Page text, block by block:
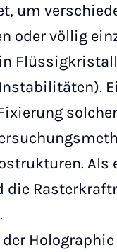
um
oder völlig
Als
Holographie